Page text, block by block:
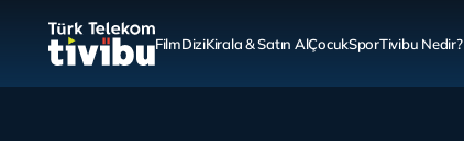
FilmDiziKirala & Satın AlÇocukSporTivibu Nedir?